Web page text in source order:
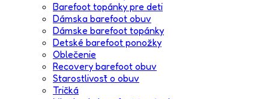
Barefoot topánky pre deti
Dámska barefoot obuv
Dámske barefoot topánky
Detské barefoot ponožky
Oblečenie
Recovery barefoot obuv
Starostlivosť o obuv
Tričká